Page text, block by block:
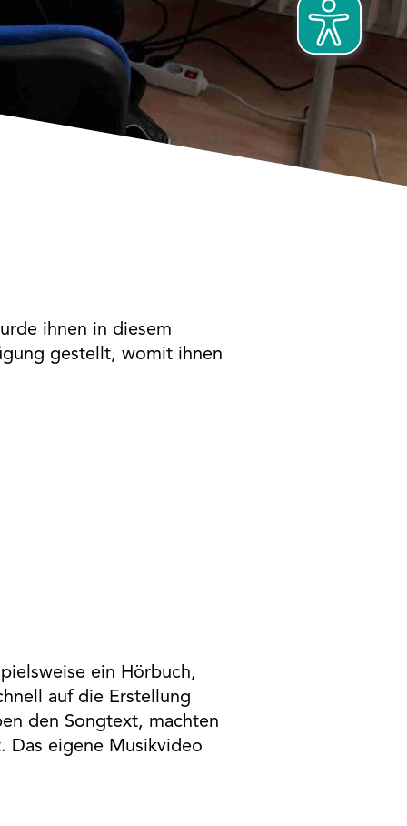
ihnen in diesem
gestellt, womit ihnen
ein Hörbuch,
auf die Erstellung
den Songtext, machten
Das eigene Musikvideo